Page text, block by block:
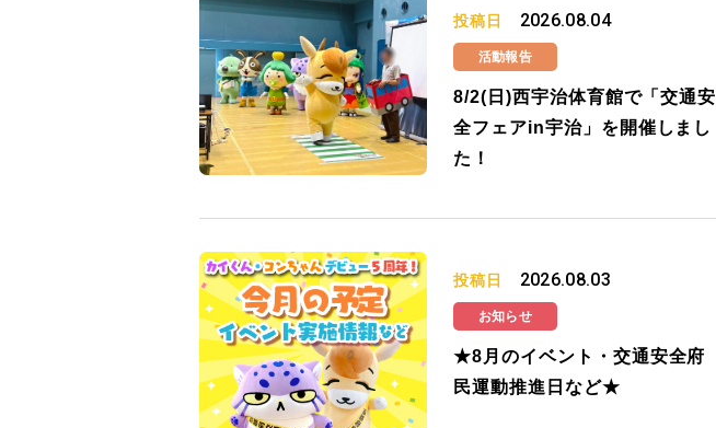
投稿日 2026.08.04
活動報告
8/2(日)西宇治体育館で「交通安
全フェアin宇治」を開催しまし
た！
投稿日 2026.08.03
お知らせ
★8月のイベント・交通安全府
民運動推進日など★